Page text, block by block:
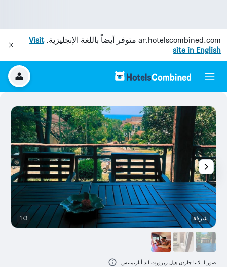
ar.hotelscombined.com متوفر أيضاً باللغة الإنجليزية.Visit
site in English
شرفة 1/3
صور لـ لانتا جاردن هيل ريزورت آند أبارتمنتس